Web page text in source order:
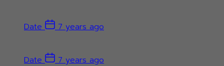
Date 7 years ago
Date 7 years ago